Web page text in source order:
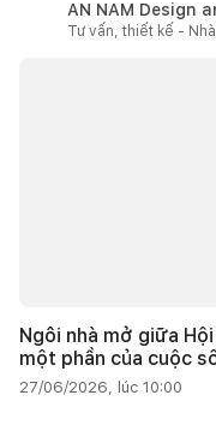
AN NAM Design
Tư vấn, thiết kế -
Ngôi nhà mở giữa
một phần của cuộc
27/06/2026, lúc 10:00